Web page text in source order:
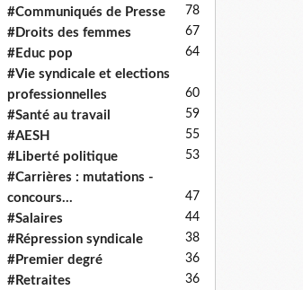
#Communiqués de Presse 78
#Droits des femmes 67
#Educ pop 64
#Vie syndicale et elections
professionnelles
60
#Santé au travail 59
#AESH 55
#Liberté politique 53
#Carrières : mutations -
concours...
47
#Salaires 44
#Répression syndicale 38
#Premier degré 36
#Retraites 36